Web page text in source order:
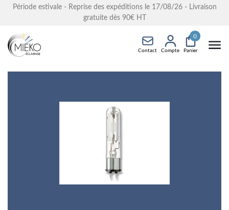
Période estivale - Reprise des expéditions le 17/08/26 - Livraison
gratuite dès 90€ HT
Contact Compte Panier
0